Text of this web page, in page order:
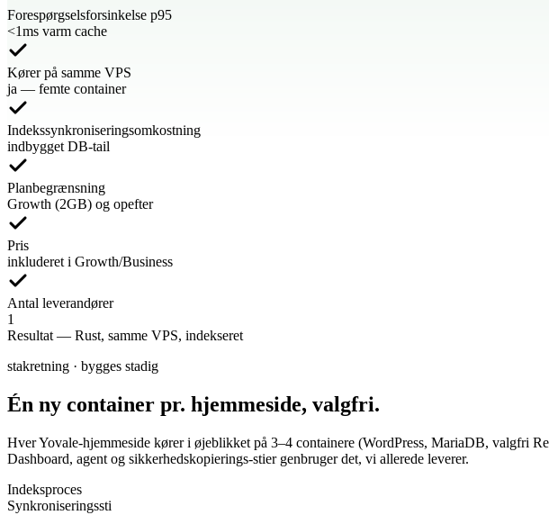
Forespørgselsforsinkelse p95
<1ms varm cache
Kører på samme VPS
ja — femte container
Indekssynkroniseringsomkostning
indbygget DB-tail
Planbegrænsning
Growth (2GB) og opefter
Pris
inkluderet i Growth/Business
Antal leverandører
1
Resultat — Rust, samme VPS, indekseret
stakretning · bygges stadig
Én ny container pr. hjemmeside, valgfri.
Hver Yovale-hjemmeside kører i øjeblikket på 3–4 containere (WordPress, MariaDB, valgfri
Dashboard, agent og sikkerhedskopierings-stier genbruger det, vi allerede leverer.
Indeksproces
Synkroniseringssti